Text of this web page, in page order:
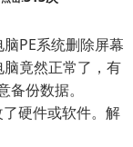
PE系统删除屏幕
竟然正常了，有
份数据。
硬件或软件。解